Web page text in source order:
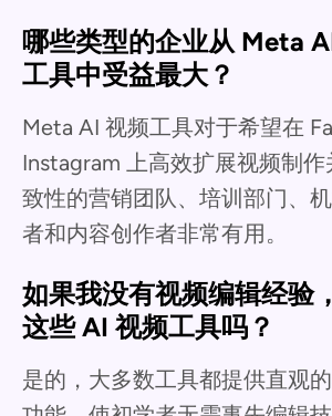
哪些类型的企业从 Meta
工具中受益最大？
Meta AI 视频工具对于希望在
Instagram 上高效扩展视频制
致性的营销团队、培训部门、
者和内容创作者非常有用。
如果我没有视频编辑经验
这些 AI 视频工具吗？
是的，大多数工具都提供直观